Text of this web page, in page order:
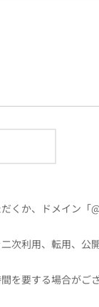
くか、ドメイン「
次利用、転用、公
を要する場合がござ